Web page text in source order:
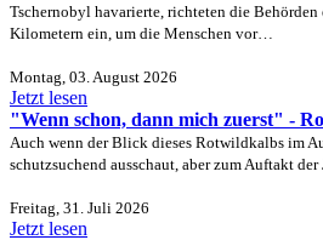
Tschernobyl havarierte, richteten die Behörden
Kilometern ein, um die Menschen vor…
Montag, 03. August 2026
Jetzt lesen
"Wenn schon, dann mich zuerst" -
Auch wenn der Blick dieses Rotwildkalbs im
schutzsuchend ausschaut, aber zum Auftakt
Freitag, 31. Juli 2026
Jetzt lesen